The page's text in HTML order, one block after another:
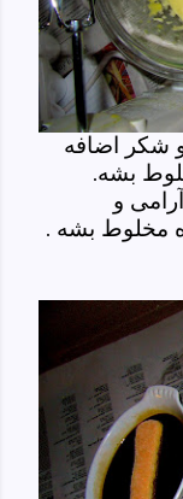
شکر اضافه
بشه.
و
مخلوط بشه .